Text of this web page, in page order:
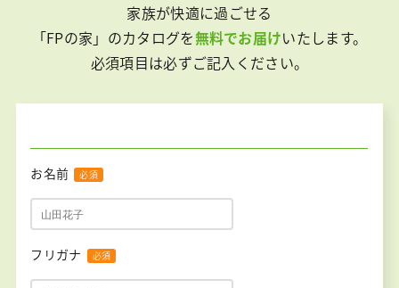
家族が快適に過ごせる
「FPの家」のカタログを無料でお届けいたします。
必須項目は必ずご記入ください。
お名前
フリガナ